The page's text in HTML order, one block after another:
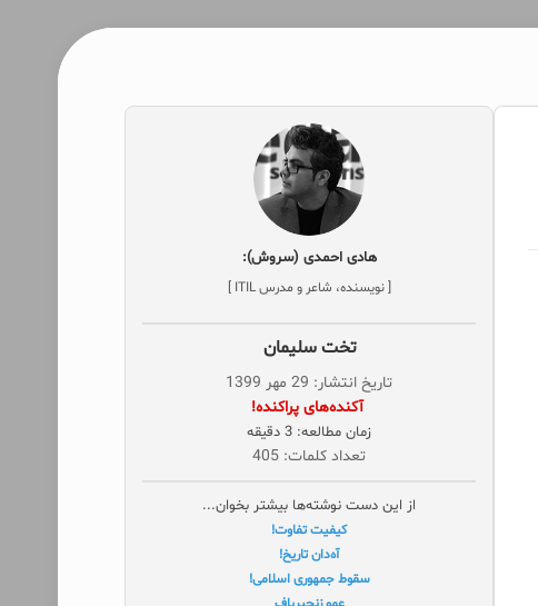
هادی احمدی (سروش):
[ نویسنده، شاعر و مدرس ITIL ]
تخت سلیمان
تاریخ انتشار: 29 مهر 1399
‌ آکنده‌های پراکنده!
زمان مطالعه: 3 دقیقه
تعداد کلمات: 405
از این دست نوشته‌ها بیشتر بخوان...
کیفیت تفاوت!
آه‌دان تاریخ!
سقوط جمهوری اسلامی!